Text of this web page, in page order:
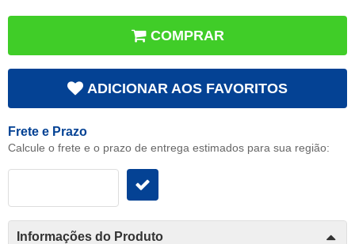
COMPRAR
ADICIONAR AOS FAVORITOS
Frete e Prazo
Calcule o frete e o prazo de entrega estimados para sua região:
Informações do Produto